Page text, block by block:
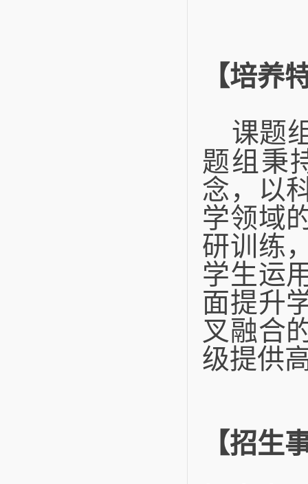
【培养
课题
题组秉
念，以
学领域
研训练
学生运
面提升
叉融合
级提供
【招生